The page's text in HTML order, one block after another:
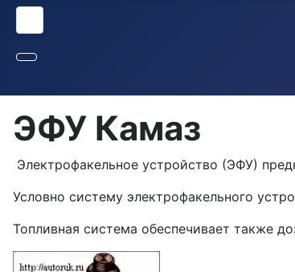
ЭФУ Камаз
Элек­трофакельное устройство (ЭФУ)
Условно систему электрофакельного
Топливная система обеспечивает также